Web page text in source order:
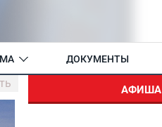
ДОКУМЕНТЫ
АФИША